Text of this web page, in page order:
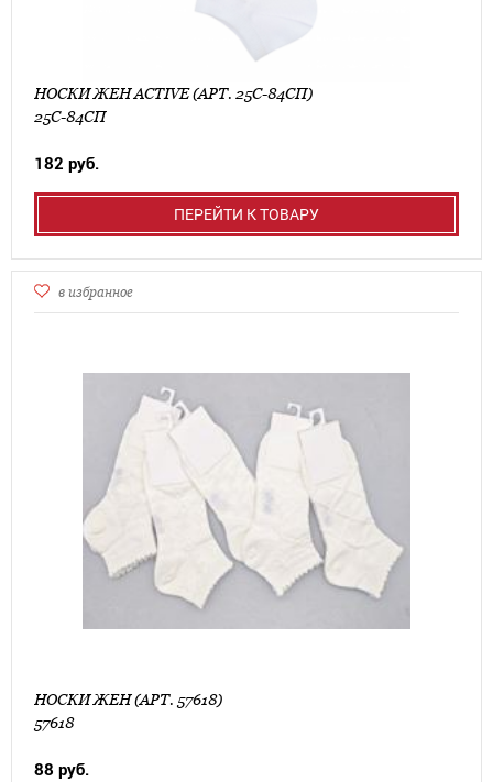
НОСКИ ЖЕН ACTIVE (АРТ. 25С-84СП)
25С-84СП
182 руб.
ПЕРЕЙТИ К ТОВАРУ
в избранное
НОСКИ ЖЕН (АРТ. 57618)
57618
88 руб.